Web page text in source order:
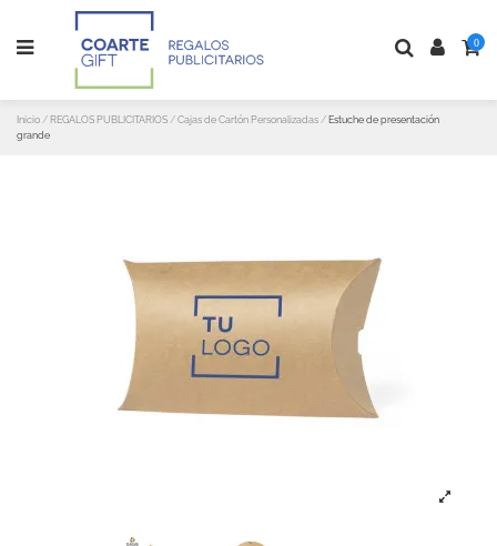
0
Inicio REGALOS PUBLICITARIOS Cajas de Cartón Personalizadas
Estuche de presentación
grande